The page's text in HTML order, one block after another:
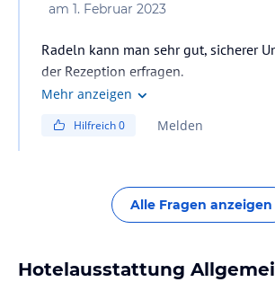
am 1. Februar 2023
Radeln kann man sehr gut, sicherer
der Rezeption erfragen.
Mehr anzeigen
Hilfreich0 Melden
Alle Fragen anzeigen
Hotelausstattung